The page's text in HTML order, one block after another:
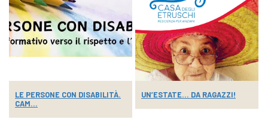
LE PERSONE CON DISABILITÀ.
CAM...
UN’ESTATE… DA RAGAZZI!